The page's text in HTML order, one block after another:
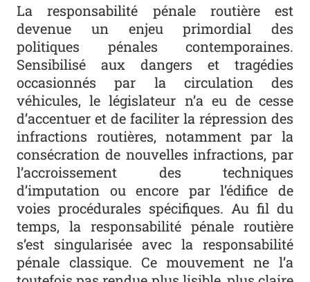
La responsabilité pénale routière est
devenue un enjeu primordial des
politiques pénales contemporaines.
Sensibilisé aux dangers et tragédies
occasionnés par la circulation des
véhicules, le législateur n’a eu de cesse
d’accentuer et de faciliter la répression des
infractions routières, notamment par la
consécration de nouvelles infractions, par
l’accroissement des techniques
d’imputation ou encore par l’édifice de
voies procédurales spécifiques. Au fil du
temps, la responsabilité pénale routière
s’est singularisée avec la responsabilité
pénale classique. Ce mouvement ne l’a